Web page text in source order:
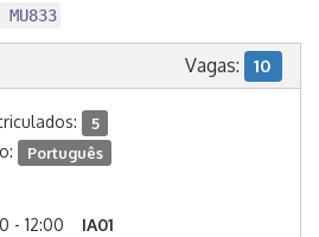
MU833
Vagas: 10
5
Português
- 12:00
IA01